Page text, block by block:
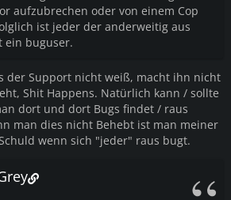
aufzubrechen oder von einem Cop
ist jeder der anderweitig aus
ein buguser.
der Support nicht weiß, macht ihn nicht
Shit Happens. Natürlich kann / sollte
dort und dort Bugs findet / raus
man dies nicht Behebt ist man meiner
wenn sich "jeder" raus bugt.